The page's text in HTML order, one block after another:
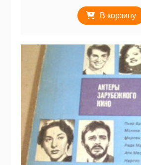
В корзину